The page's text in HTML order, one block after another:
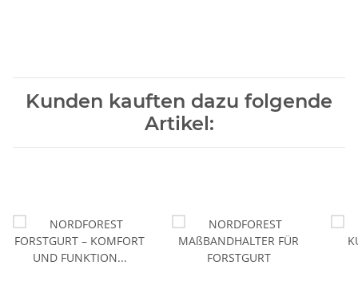
Kunden kauften dazu folgende
Artikel: